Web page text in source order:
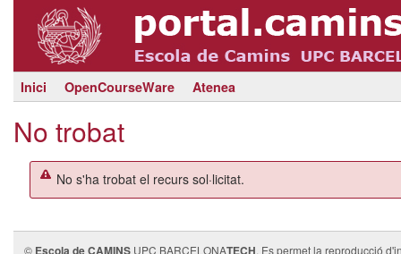
Inici OpenCourseWare Atenea
No trobat
No s'ha trobat el recurs sol·licitat.
© Escola de CAMINS UPC BARCELONATECH. Es permet la reproducció